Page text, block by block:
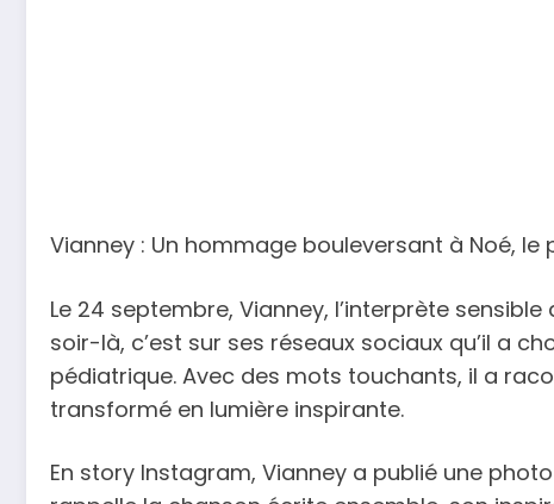
Vianney : Un hommage bouleversant à Noé,
Le 24 septembre, Vianney, l’interprète
soir-là, c’est sur ses réseaux sociaux qu’il a
pédiatrique. Avec des mots touchants, il a
transformé en lumière inspirante.
En story Instagram, Vianney a publié une